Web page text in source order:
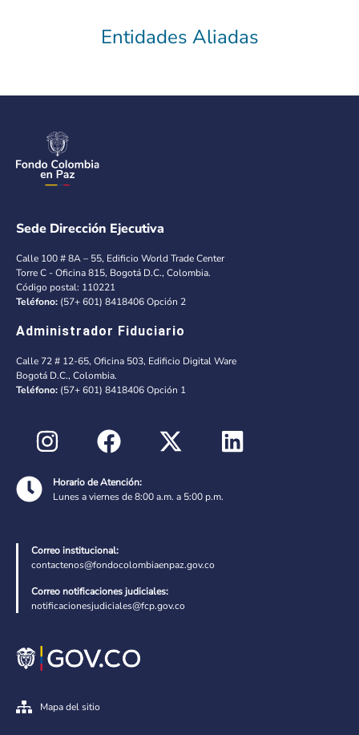
Entidades Aliadas
Sede Dirección Ejecutiva
Calle 100 # 8A – 55, Edificio World Trade Center
Torre C - Oficina 815, Bogotá D.C., Colombia.
Código postal: 110221
Teléfono: (57+ 601) 8418406 Opción 2
Administrador Fiduciario
Calle 72 # 12-65, Oficina 503, Edificio Digital Ware
Bogotá D.C., Colombia.
Teléfono: (57+ 601) 8418406 Opción 1
Horario de Atención:
Lunes a viernes de 8:00 a.m. a 5:00 p.m.
Correo institucional:
contactenos@fondocolombiaenpaz.gov.co
Correo notificaciones judiciales:
notificacionesjudiciales@fcp.gov.co
Mapa del sitio